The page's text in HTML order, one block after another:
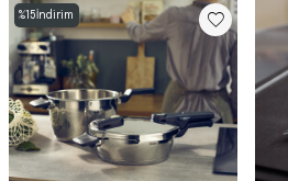
%15 İndirim